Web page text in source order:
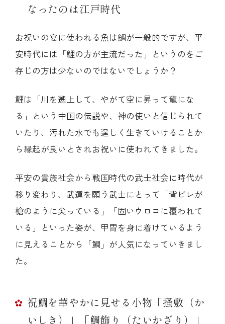
なったのは江戸時代
お祝いの宴に使われる魚は鯛が一般的ですが、平
安時代には「鯉の方が主流だった」というのをご
存じの方は少ないのではないでしょうか？
鯉は「川を遡上して、やがて空に昇って龍にな
る」という中国の伝説や、神の使いと信じられて
いたり、汚れた水でも逞しく生きていけることか
ら縁起が良いとされお祝いに使われてきました。
平安の貴族社会から戦国時代の武士社会に時代が
移り変わり、武運を願う武士にとって「背ビレが
槍のように尖っている」「固いウロコに覆われて
いる」といった姿が、甲冑を身に着けているよう
に見えることから「鯛」が人気になっていきまし
た。
祝鯛を華やかに見せる小物「掻敷（か
いしき）」「鯛飾り（たいかざり）」